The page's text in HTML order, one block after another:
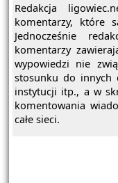
Redakcja
komentarzy, które
Jednocześnie
komentarzy
wypowiedzi nie
stosunku do innych
instytucji itp., a w
komentowania
całe sieci.